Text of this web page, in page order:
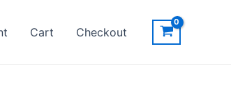
Cart Checkout